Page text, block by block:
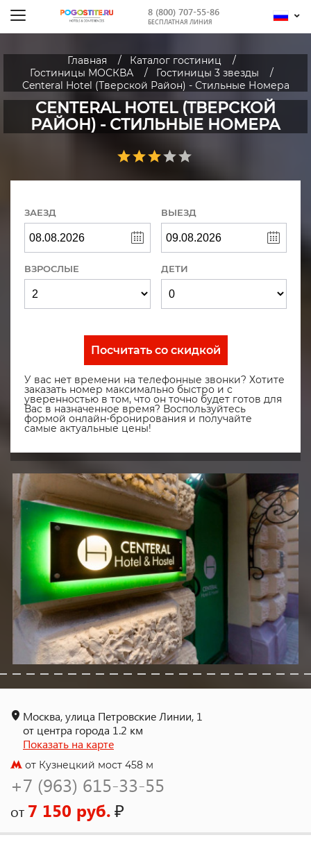
8 (800) 707-55-86
БЕСПЛАТНАЯ ЛИНИЯ
Главная
Каталог гостиниц
Гостиницы МОСКВА
Гостиницы 3 звезды
Centeral Hotel (Тверской Район) - Стильные Номера
CENTERAL HOTEL (ТВЕРСКОЙ
РАЙОН) - СТИЛЬНЫЕ НОМЕРА
ЗАЕЗД ВЫЕЗД
ВЗРОСЛЫЕ ДЕТИ
Посчитать со скидкой
У вас нет времени на телефонные звонки? Хотите
заказать номер максимально быстро и с
уверенностью в том, что он точно будет готов для
Вас в назначенное время? Воспользуйтесь
формой онлайн-бронирования и получайте
самые актуальные цены!
Москва, улица Петровские Линии, 1
от центра города 1.2 км
Показать на карте
от Кузнецкий мост 458 м
+7 (963) 615-33-55
от 7 150 руб.₽